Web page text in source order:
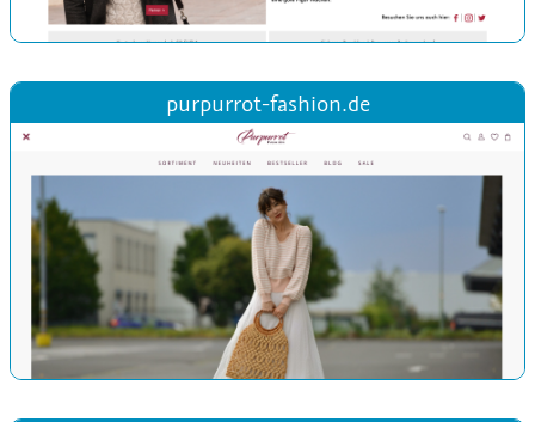
purpurrot-fashion.de